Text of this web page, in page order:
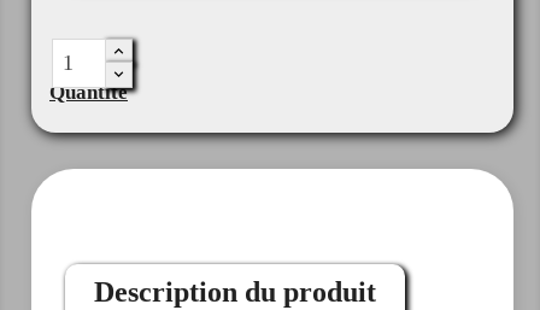
Quantité
Description du produit